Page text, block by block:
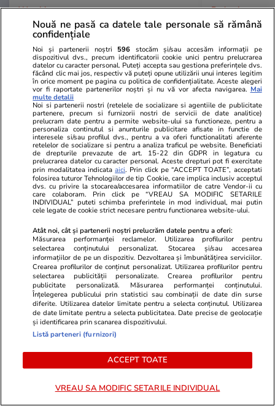
Wowbiz.ro
Cum arată fiul Mădălinei Manole
la 17 ani! Fratele regretatei
artiste a publicat o fotografie în
premieră cu Petru Mircea Jr.
Redactia.ro
Doliu
stins din
POLITIC
Politică 23 iul.
Răspunsul premierului Ilie
Bolojan, întrebat dacă este
pregătit să asigure interimatul
la Guvern până la finalul anului
și de ce nu pleacă
Politică 23 iul.
Ilie Bolojan cere ca declarațiile
de avere ale demnitarilor să fie
publicate pe site-ul ANI: „Vom
susține în Parlament acest
lucru”
Nouă ne pasă ca datele tale personale să rămână
confidențiale
Noi și partenerii noștri 596 stocăm și/sau accesăm informații pe
dispozitivul dvs., precum identificatorii cookie unici pentru prelucrarea
datelor cu caracter personal. Puteți accepta sau gestiona preferințele dvs.
făcând clic mai jos, respectiv vă puteți opune utilizării unui interes legitim
în orice moment pe pagina cu politica de confidențialitate. Aceste alegeri
vor fi raportate partenerilor noștri și nu vă vor afecta navigarea. Mai
multe detalii
Noi si partenerii nostri (retelele de socializare si agentiile de publicitate
partenere, precum si furnizorii nostri de servicii de date analitice)
prelucram date pentru a permite website-ului sa functioneze, pentru a
personaliza continutul si anunturile publicitare afisate in functie de
interesele si/sau profilul dvs., pentru a va oferi functionalitati aferente
retelelor de socializare si pentru a analiza traficul pe website. Beneficiati
de drepturile prevazute de art. 15-22 din GDPR in legatura cu
prelucrarea datelor cu caracter personal. Aceste drepturi pot fi exercitate
prin modalitatea indicataaici. Prin click pe “ACCEPT TOATE”, acceptati
folosirea tuturor Tehnologiilor de tip Cookie, care implica inclusiv acceptul
dvs. cu privire la stocarea/accesarea informatiilor de catre Vendor-ii cu
care colaboram. Prin click pe “VREAU SA MODIFIC SETARILE
INDIVIDUAL” puteti schimba preferintele in mod individual, mai putin
cele legate de cookie strict necesare pentru functionarea website-ului.
Atât noi, cât și partenerii noștri prelucrăm datele pentru a oferi:
Măsurarea performanței reclamelor. Utilizarea profilurilor pentru
selectarea conținutului personalizat. Stocarea și/sau accesarea
informațiilor de pe un dispozitiv. Dezvoltarea și îmbunătățirea serviciilor.
Crearea profilurilor de conținut personalizat. Utilizarea profilurilor pentru
selectarea publicității personalizate. Crearea profilurilor pentru
publicitate personalizată. Măsurarea performanței conținutului.
Înțelegerea publicului prin statistici sau combinații de date din surse
diferite. Utilizarea datelor limitate pentru a selecta conținutul. Utilizarea
de date limitate pentru a selecta publicitatea. Date precise de geolocație
și identificarea prin scanarea dispozitivului.
Listă parteneri (furnizori)
ACCEPT TOATE
VREAU SA MODIFIC SETARILE INDIVIDUAL